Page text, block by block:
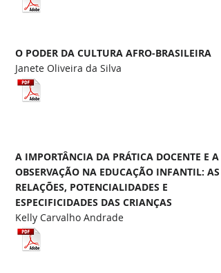
Janete Oliveira da Silva
O PODER DA CULTURA AFRO-BRASILEIRA
Kelly Carvalho Andrade
A IMPORTÂNCIA DA PRÁTICA DOCENTE E A
OBSERVAÇÃO NA EDUCAÇÃO INFANTIL: AS
RELAÇÕES, POTENCIALIDADES E
ESPECIFICIDADES DAS CRIANÇAS